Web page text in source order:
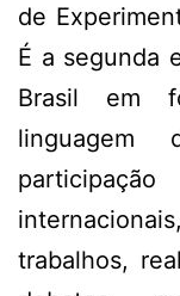
de
É a segunda
Brasil em
linguagem
trabalhos,